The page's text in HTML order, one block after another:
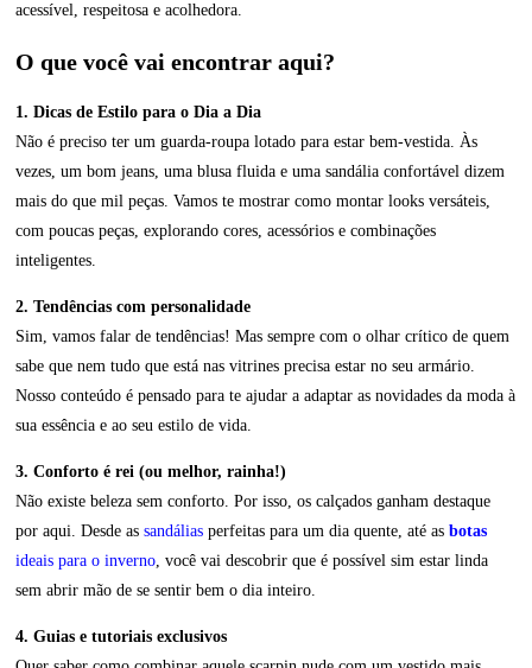
acessível, respeitosa e acolhedora.
O que você vai encontrar aqui?
1. Dicas de Estilo para o Dia a Dia
Não é preciso ter um guarda-roupa lotado para estar bem-vestida. Às
vezes, um bom jeans, uma blusa fluida e uma sandália confortável dizem
mais do que mil peças. Vamos te mostrar como montar looks versáteis,
com poucas peças, explorando cores, acessórios e combinações
inteligentes.
2. Tendências com personalidade
Sim, vamos falar de tendências! Mas sempre com o olhar crítico de quem
sabe que nem tudo que está nas vitrines precisa estar no seu armário.
Nosso conteúdo é pensado para te ajudar a adaptar as novidades da moda à
sua essência e ao seu estilo de vida.
3. Conforto é rei (ou melhor, rainha!)
Não existe beleza sem conforto. Por isso, os calçados ganham destaque
por aqui. Desde as sandálias perfeitas para um dia quente, até as botas
ideais para o inverno, você vai descobrir que é possível sim estar linda
sem abrir mão de se sentir bem o dia inteiro.
4. Guias e tutoriais exclusivos